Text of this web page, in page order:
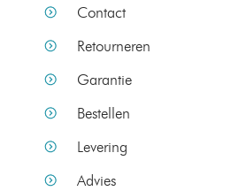
Contact
Retourneren
Garantie
Bestellen
Levering
Advies